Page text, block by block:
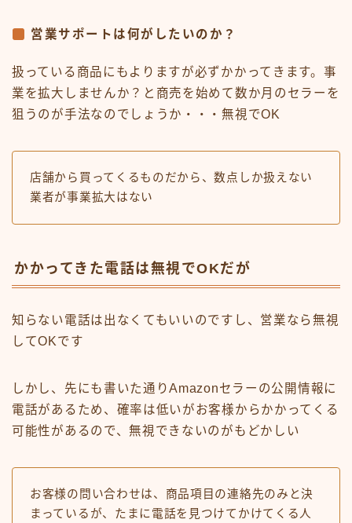
営業サポートは何がしたいのか？
扱っている商品にもよりますが必ずかかってきます。事
業を拡大しませんか？と商売を始めて数か月のセラーを
狙うのが手法なのでしょうか・・・無視でOK
店舗から買ってくるものだから、数点しか扱えない
業者が事業拡大はない
かかってきた電話は無視でOKだが
知らない電話は出なくてもいいのですし、営業なら無視
してOKです
しかし、先にも書いた通りAmazonセラーの公開情報に
電話があるため、確率は低いがお客様からかかってくる
可能性があるので、無視できないのがもどかしい
お客様の問い合わせは、商品項目の連絡先のみと決
まっているが、たまに電話を見つけてかけてくる人